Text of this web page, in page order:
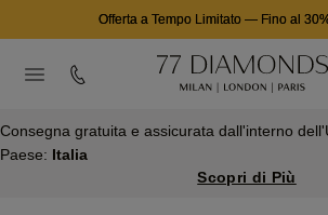
Offerta a Tempo Limitato— Fino al
Consegna gratuita e assicurata dall'interno
Paese: Italia
Scopri di Più